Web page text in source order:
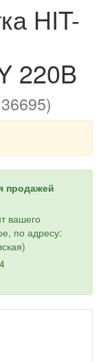
HIT-
220B
продажей
вашего
по адресу: